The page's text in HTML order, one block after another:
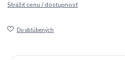
Strážiť cenu / dostupnosť
Do obľúbených